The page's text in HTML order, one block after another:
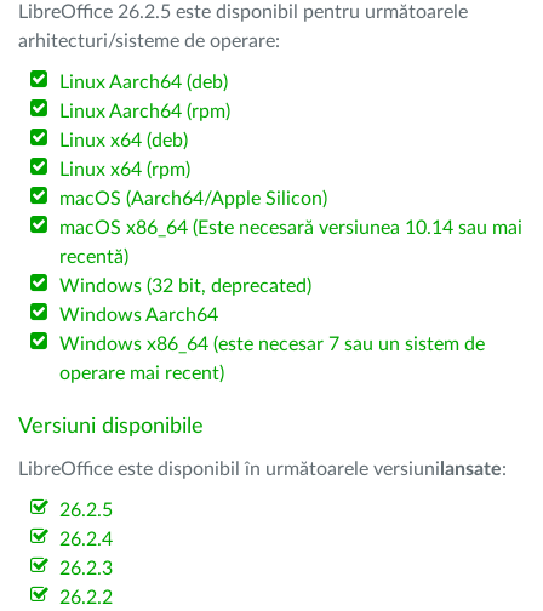
LibreOffice 26.2.5 este disponibil pentru următoarele
arhitecturi/sisteme de operare:
Linux Aarch64 (deb)
Linux Aarch64 (rpm)
Linux x64 (deb)
Linux x64 (rpm)
macOS (Aarch64/Apple Silicon)
macOS x86_64 (Este necesară versiunea 10.14 sau mai
recentă)
Windows (32 bit, deprecated)
Windows Aarch64
Windows x86_64 (este necesar 7 sau un sistem de
operare mai recent)
Versiuni disponibile
LibreOffice este disponibil în următoarele versiuni lansate:
26.2.5
26.2.4
26.2.3
26.2.2